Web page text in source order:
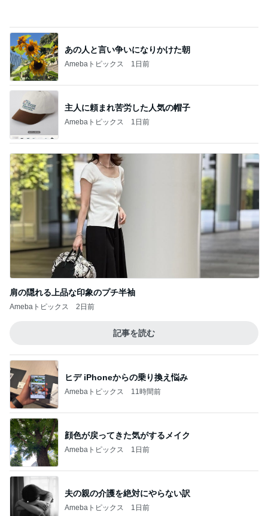
あの人と言い争いになりかけた朝
Amebaトピックス 1日前
主人に頼まれ苦労した人気の帽子
Amebaトピックス 1日前
肩の隠れる上品な印象のプチ半袖
Amebaトピックス 2日前
記事を読む
ヒデ iPhoneからの乗り換え悩み
Amebaトピックス 11時間前
顔色が戻ってきた気がするメイク
Amebaトピックス 1日前
夫の親の介護を絶対にやらない訳
Amebaトピックス 1日前